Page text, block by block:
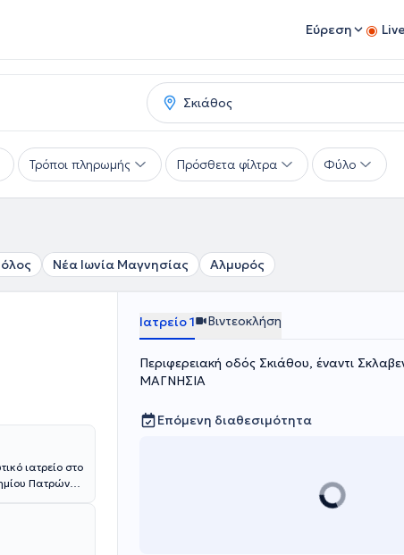
Εύρεση
Τρόποι πληρωμής Πρόσθετα φίλτρα Φύλο
Νέα Ιωνία Μαγνησίας Αλμυρός
ιατρείο στο
Πατρών
Ιατρείο 1 Βιντεοκλήση
Περιφερειακή οδός Σκιάθου, έναντι
ΜΑΓΝΗΣΙΑ
Επόμενη διαθεσιμότητα